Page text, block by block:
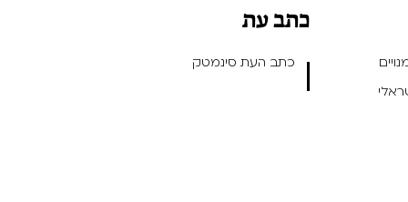
כתב עת
כתב העת סינמטק